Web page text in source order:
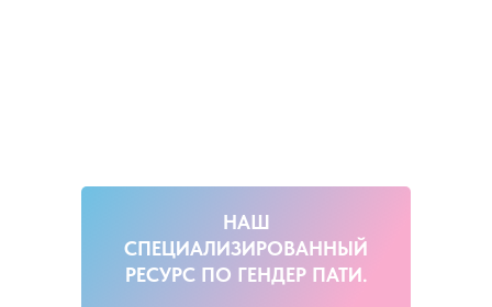
НАШ
СПЕЦИАЛИЗИРОВАННЫЙ
РЕСУРС ПО ГЕНДЕР ПАТИ.